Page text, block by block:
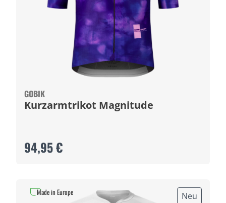
GOBIK
Kurzarmtrikot Magnitude
94,95 €
Neu
Made in Europe